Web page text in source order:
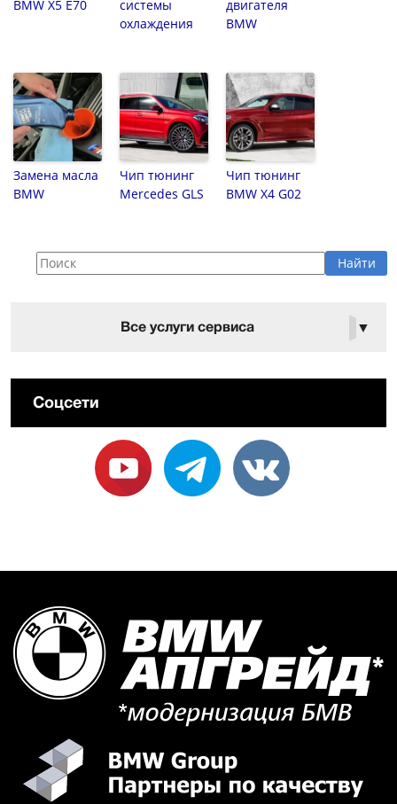
BMW X5 E70
системы
охлаждения
двигателя
BMW
Замена масла
BMW
Чип тюнинг
Mercedes GLS
Чип тюнинг
BMW X4 G02
Все услуги сервиса ▼
Соцсети